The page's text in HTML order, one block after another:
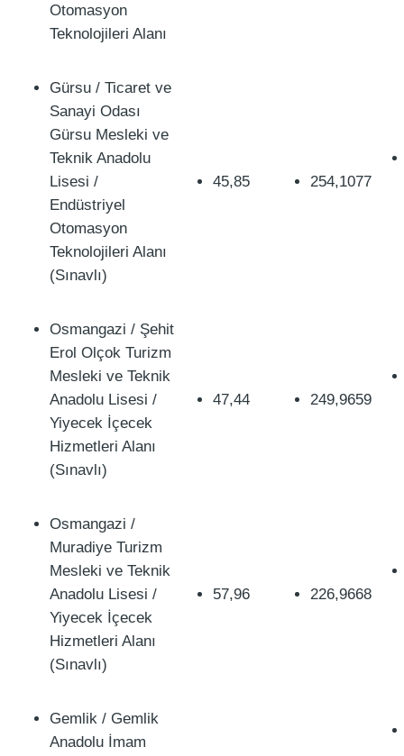
Otomasyon
Teknolojileri Alanı
Gürsu / Ticaret ve
Sanayi Odası
Gürsu Mesleki ve
Teknik Anadolu
Lisesi /
Endüstriyel
Otomasyon
Teknolojileri Alanı
(Sınavlı)
45,85 254,1077
Osmangazi / Şehit
Erol Olçok Turizm
Mesleki ve Teknik
Anadolu Lisesi /
Yiyecek İçecek
Hizmetleri Alanı
(Sınavlı)
47,44 249,9659
Osmangazi /
Muradiye Turizm
Mesleki ve Teknik
Anadolu Lisesi /
Yiyecek İçecek
Hizmetleri Alanı
(Sınavlı)
57,96 226,9668
Gemlik / Gemlik
Anadolu İmam